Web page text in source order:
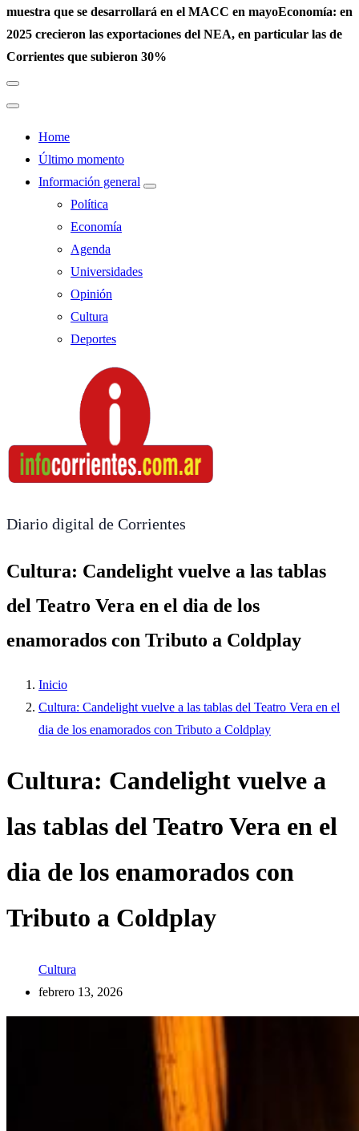
muestra que se desarrollará en el MACC en mayoEconomía: en
2025 crecieron las exportaciones del NEA, en particular las de
Corrientes que subieron 30%
Home
Último momento
Información general
Política
Economía
Agenda
Universidades
Opinión
Cultura
Deportes
Diario digital de Corrientes
Cultura: Candelight vuelve a las tablas
del Teatro Vera en el dia de los
enamorados con Tributo a Coldplay
Inicio
Cultura: Candelight vuelve a las tablas del Teatro Vera en el
dia de los enamorados con Tributo a Coldplay
Cultura: Candelight vuelve a
las tablas del Teatro Vera en el
dia de los enamorados con
Tributo a Coldplay
Cultura
febrero 13, 2026